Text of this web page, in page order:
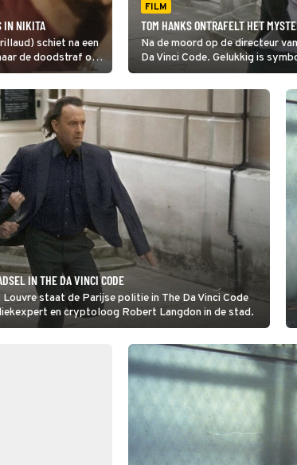
IN NIKITA
schiet na een
de doodstraf op,
door
FILM
TOM HANKS ONTRAFELT HET
Na de moord op de directeur
Da Vinci Code. Gelukkig is
IN THE DA VINCI CODE
staat de Parijse politie in The Da Vinci Code
en cryptoloog Robert Langdon in de stad.